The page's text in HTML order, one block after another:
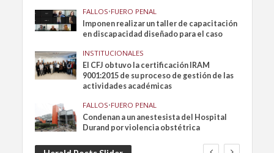
FALLOS•FUERO PENAL
Imponen realizar un taller de capacitación
en discapacidad diseñado para el caso
INSTITUCIONALES
El CFJ obtuvo la certificación IRAM
9001:2015 de su proceso de gestión de las
actividades académicas
FALLOS•FUERO PENAL
Condenan a un anestesista del Hospital
Durand por violencia obstétrica